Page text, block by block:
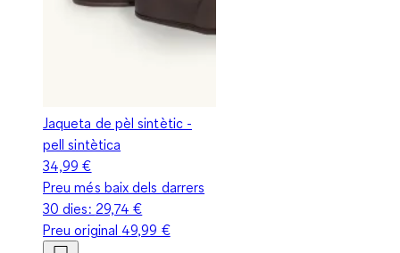
Jaqueta de pèl sintètic -
pell sintètica
34,99 €
Preu més baix dels darrers
30 dies: 29,74 €
Preu original 49,99 €